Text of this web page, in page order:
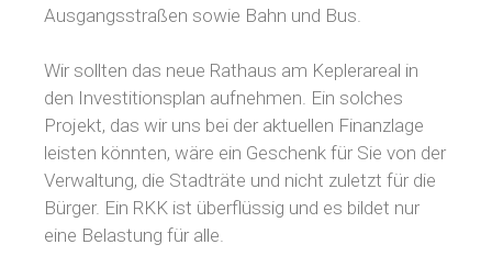
Ausgangsstraßen sowie Bahn und Bus.
Wir sollten das neue Rathaus am Keplerareal in
den Investitionsplan aufnehmen. Ein solches
Projekt, das wir uns bei der aktuellen Finanzlage
leisten könnten, wäre ein Geschenk für Sie von der
Verwaltung, die Stadträte und nicht zuletzt für die
Bürger. Ein RKK ist überflüssig und es bildet nur
eine Belastung für alle.